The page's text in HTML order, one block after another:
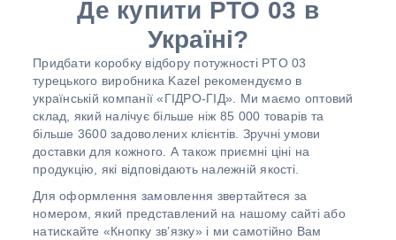
Де купити РТО 03 в
Україні?
Придбати коробку відбору потужності PTO 03
турецького виробника Kazel рекомендуємо в
українській компанії «ГІДРО-ГІД». Ми маємо оптовий
склад, який налічує більше ніж 85 000 товарів та
більше 3600 задоволених клієнтів. Зручні умови
доставки для кожного. А також приємні ціні на
продукцію, які відповідають належній якості.
Для оформлення замовлення звертайтеся за
номером, який представлений на нашому сайті або
натискайте «Кнопку зв’язку» і ми самотійно Вам